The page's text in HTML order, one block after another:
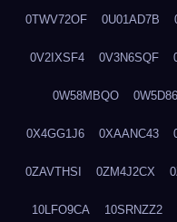
0TWV72OF 0U01AD7B
0V2IXSF4 0V3N6SQF
0W58MBQO
0X4GG1J6 0XAANC43
0ZAVTHSI 0ZM4J2CX
10LFO9CA 10SRNZZ2